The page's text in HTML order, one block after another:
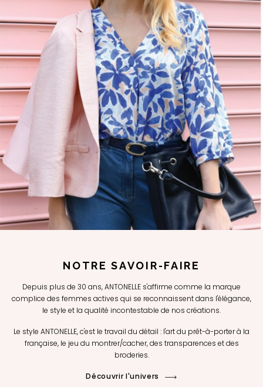
NOTRE SAVOIR-FAIRE
Depuis plus de 30 ans, ANTONELLE s'affirme comme la marque
complice des femmes actives qui se reconnaissent dans l'élégance,
le style et la qualité incontestable de nos créations.
Le style ANTONELLE, c'est le travail du détail : l'art du prêt-à-porter à la
française, le jeu du montrer/cacher, des transparences et des
broderies.
Découvrir l'univers